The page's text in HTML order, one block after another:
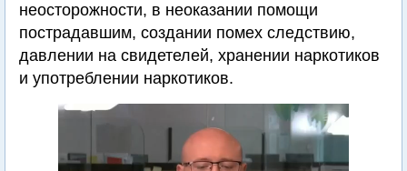
неосторожности, в неоказании помощи
пострадавшим, создании помех следствию,
давлении на свидетелей, хранении наркотиков
и употреблении наркотиков.